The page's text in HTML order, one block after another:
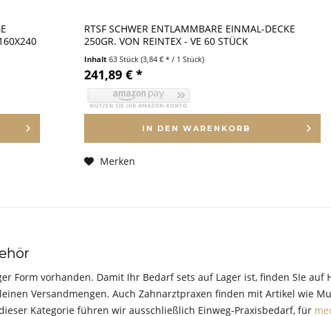
RTSF SCHWER ENTLAMMBARE EINMAL-DECKE
250GR. VON REINTEX - VE 60 STÜCK
Inhalt63 Stück(3,84 € * / 1 Stück)
241,89 € *
IN DEN WARENKORB
Merken
Form vorhanden. Damit Ihr Bedarf sets auf Lager ist, finden SIe auf
Versandmengen. Auch Zahnarztpraxen finden mit Artikel wie
Kategorie führen wir ausschließlich Einweg-Praxisbedarf, für